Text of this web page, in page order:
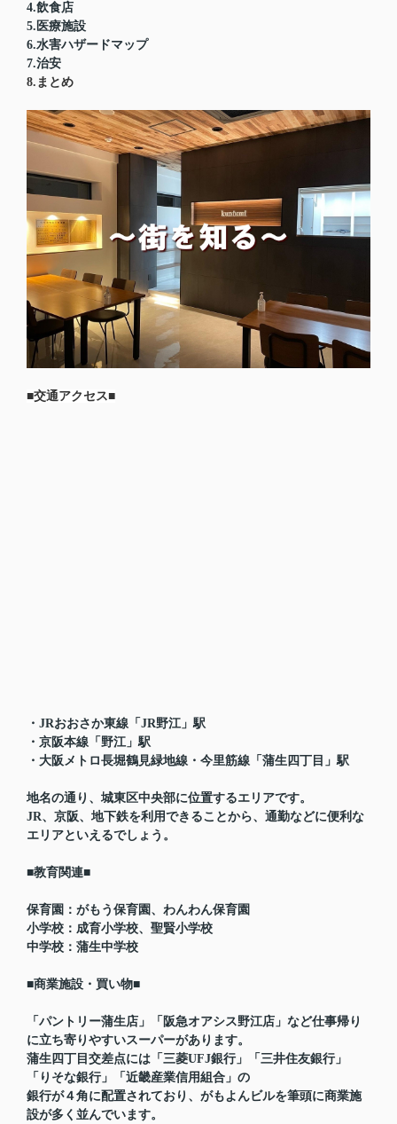
4.飲食店
5.医療施設
6.水害ハザードマップ
7.治安
8.まとめ
■交通アクセス■
・JRおおさか東線「JR野江」駅
・京阪本線「野江」駅
・大阪メトロ長堀鶴見緑地線・今里筋線「蒲生四丁目」駅
地名の通り、城東区中央部に位置するエリアです。
JR、京阪、地下鉄を利用できることから、通勤などに便利な
エリアといえるでしょう。
■教育関連■
保育園：がもう保育園、わんわん保育園
小学校：成育小学校、聖賢小学校
中学校：蒲生中学校
■商業施設・買い物■
「パントリー蒲生店」「阪急オアシス野江店」など仕事帰り
に立ち寄りやすいスーパーがあります。
蒲生四丁目交差点には「三菱UFJ銀行」「三井住友銀行」
「りそな銀行」「近畿産業信用組合」の
銀行が４角に配置されており、がもよんビルを筆頭に商業施
設が多く並んでいます。